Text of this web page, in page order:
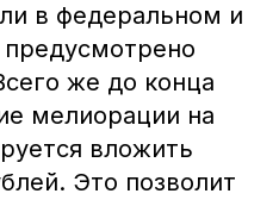
в федеральном и
же до конца
мелиорации на
вложить
Это позволит